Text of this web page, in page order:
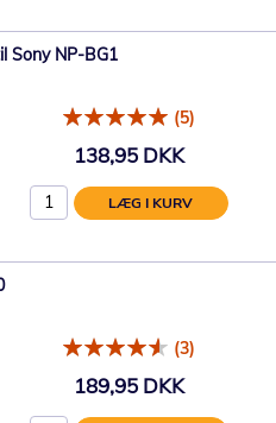
Sony NP-BG1
(5)
138,95 DKK
LÆG I KURV
(3)
189,95 DKK